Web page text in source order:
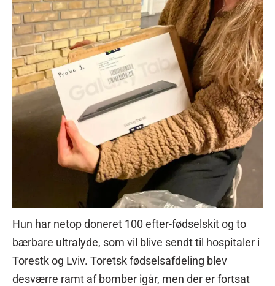
Hun har netop doneret 100 efter-fødselskit og to
bærbare ultralyde, som vil blive sendt til hospitaler i
Torestk og Lviv. Toretsk fødselsafdeling blev
desværre ramt af bomber igår, men der er fortsat